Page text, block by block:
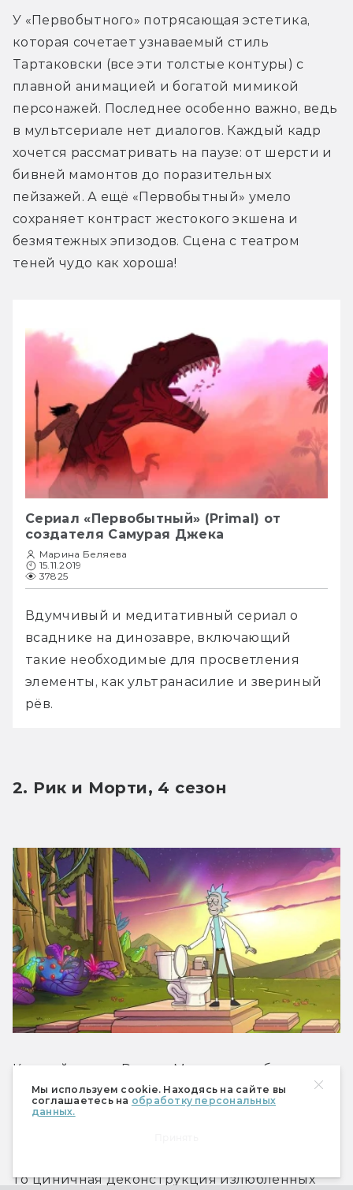
Мы используем cookie. Находясь на сайте вы
соглашаетесь на обработку персональных
данных.
У «Первобытного» потрясающая эстетика,
которая сочетает узнаваемый стиль
Тартаковски (все эти толстые контуры) с
плавной анимацией и богатой мимикой
персонажей. Последнее особенно важно, ведь
в мультсериале нет диалогов. Каждый кадр
хочется рассматривать на паузе: от шерсти и
бивней мамонтов до поразительных
пейзажей. А ещё «Первобытный» умело
сохраняет контраст жестокого экшена и
безмятежных эпизодов. Сцена с театром
теней чудо как хороша!
Сериал «Первобытный» (Primal) от
создателя Самурая Джека
Марина Беляева
15.11.2019
37825
Вдумчивый и медитативный сериал о
всаднике на динозавре, включающий
такие необходимые для просветления
элементы, как ультранасилие и звериный
2. Рик и Морти, 4 сезон
Каждый сезон «Рика и Морти» неизбежно
оказывается в таком списке. Возвращения
этого сериала мы ждали чуть ли не больше,
то циничная деконструкция излюбленных